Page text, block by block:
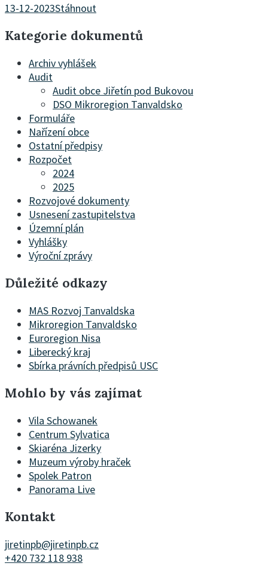
13-12-2023Stáhnout
Kategorie dokumentů
Archiv vyhlášek
Audit
Audit obce Jiřetín pod Bukovou
DSO Mikroregion Tanvaldsko
Formuláře
Nařízení obce
Ostatní předpisy
Rozpočet
2024
2025
Rozvojové dokumenty
Usnesení zastupitelstva
Územní plán
Vyhlášky
Výroční zprávy
Důležité odkazy
MAS Rozvoj Tanvaldska
Mikroregion Tanvaldsko
Euroregion Nisa
Liberecký kraj
Sbírka právních předpisů USC
Mohlo by vás zajímat
Vila Schowanek
Centrum Sylvatica
Skiaréna Jizerky
Muzeum výroby hraček
Spolek Patron
Panorama Live
Kontakt
jiretinpb@jiretinpb.cz
+420 732 118 938